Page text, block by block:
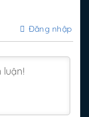
Đăng nhập